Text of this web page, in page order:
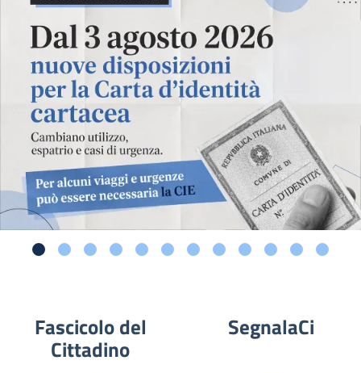
Fascicolo del
Cittadino
SegnalaCi